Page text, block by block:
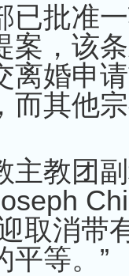
批准一
案，该
离婚申
而其他
教团副
取消带
平等。”